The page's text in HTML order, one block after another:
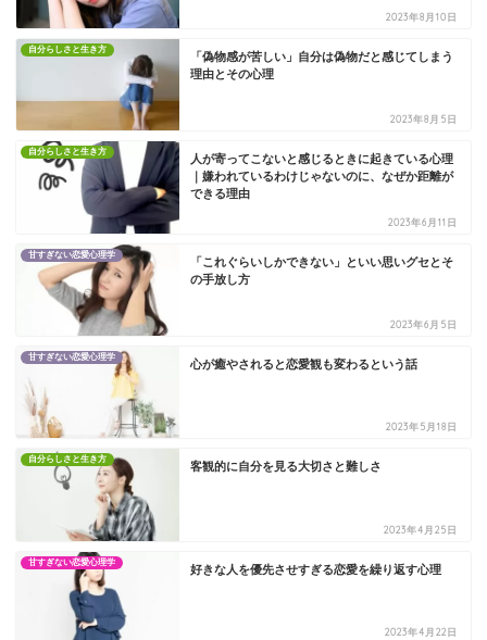
2023年8月10日
自分らしさと生き方
「偽物感が苦しい」自分は偽物だと感じてしまう
理由とその心理
2023年8月5日
自分らしさと生き方
人が寄ってこないと感じるときに起きている心理
｜嫌われているわけじゃないのに、なぜか距離が
できる理由
2023年6月11日
甘すぎない恋愛心理学
「これぐらいしかできない」といい思いグセとそ
の手放し方
2023年6月5日
甘すぎない恋愛心理学
心が癒やされると恋愛観も変わるという話
2023年5月18日
自分らしさと生き方
客観的に自分を見る大切さと難しさ
2023年4月25日
甘すぎない恋愛心理学
好きな人を優先させすぎる恋愛を繰り返す心理
2023年4月22日